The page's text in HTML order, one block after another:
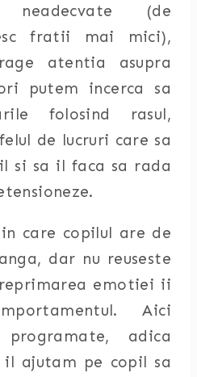
neadecvate (de
fratii mai mici),
atentia asupra
putem incerca sa
folosind rasul,
de lucruri care sa
si sa il faca sa rada
care copilul are de
dar nu reuseste
emotiei ii
Aici
adica
ajutam pe copil sa